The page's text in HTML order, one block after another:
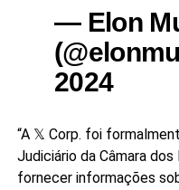
— Elon
2024
“A 𝕏 Corp. foi
Judiciário da Câmara
fornecer informações